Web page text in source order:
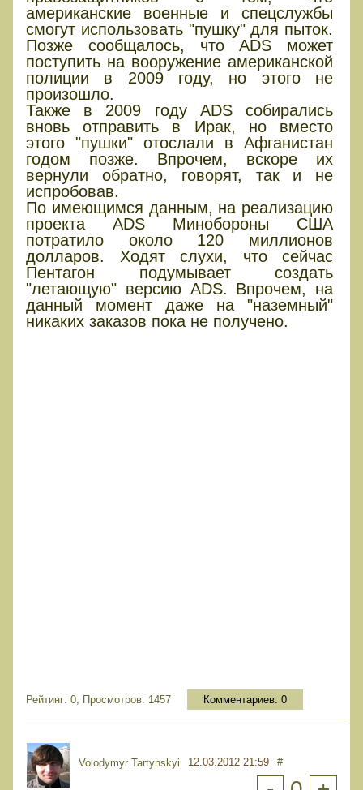
американские военные и спецслужбы
смогут использовать "пушку" для пыток.
Позже сообщалось, что ADS может
поступить на вооружение американской
полиции в 2009 году, но этого не
произошло.
Также в 2009 году ADS собирались
вновь отправить в Ирак, но вместо
этого "пушки" отослали в Афганистан
годом позже. Впрочем, вскоре их
вернули обратно, говорят, так и не
испробовав.
По имеющимся данным, на реализацию
проекта ADS Минобороны США
потратило около 120 миллионов
долларов. Ходят слухи, что сейчас
Пентагон подумывает создать
"летающую" версию ADS. Впрочем, на
данный момент даже на "наземный"
никаких заказов пока не получено.
Рейтинг: 0, Просмотров: 1457 Комментариев: 0
Volodymyr Tartynskyi 12.03.2012 21:59 #